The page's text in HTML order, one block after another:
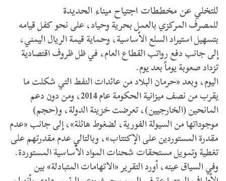
للتخلي عن مخططات اجتياح ميناء الحديدة
للمصرف المركزي بالعمل بحرية وحياد، على نحو كفل قيامه
بتسهيل استيراد السلع الأساسية، وحماية قيمة الريال اليمني،
إلى جانب دفع رواتب القطاع العام، في ظل ظروف اقتصادية
تزداد صعوبة يوماً بعد يوم.
اليوم، وبعد «حرمان البلاد من عائدات النفط التي شكلت ما
يقرب من نصف ميزانية الحكومة عام 2014، ومن دون دعم
المانحين (الخارجيين)، تعرضت خزينة الدولة، و(حجم)
موجوداتها من السيولة الفورية، لضغوط هائلة»، إلى جانب «عدم
مقدرة المستوردين على الإكتتاب»، وبالتالي عدم مقدرتهم على
تغطية وتمويل مستحقات شحنات المواد الأساسية المستوردة.
وفي السياق عينه، أورد التقرير «الاتهامات المتبادلة» بين